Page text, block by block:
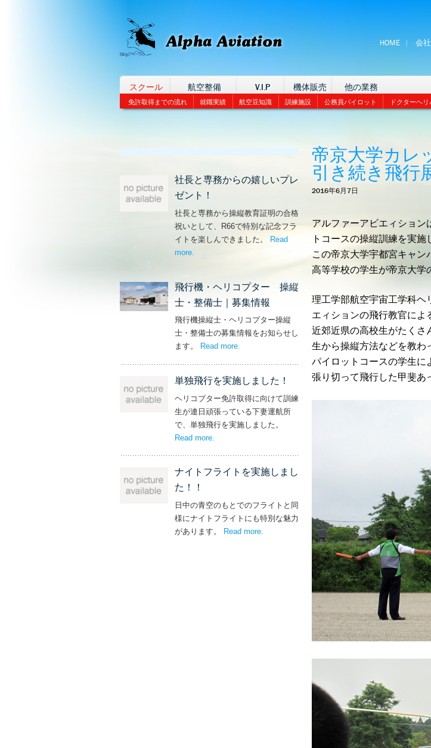
HOME 会
スクール 航空整備 V.I.P 機体販売 他の業務
免許取得までの流れ 就職実績 航空豆知識 訓練施設 公務員パイロット ドクターヘ
帝京大学カレ
引き続き飛行
2016年6月7日
アルファーアビエィション
トコースの操縦訓練を実施
この帝京大学宇都宮キャン
高等学校の学生が帝京大学
理工学部航空宇宙工学科ヘ
エィションの飛行教官によ
近郊近県の高校生がたくさ
生から操縦方法などを教わ
パイロットコースの学生に
張り切って飛行した甲斐あ
社長と専務からの嬉しいプレ
ゼント！
社長と専務から操縦教育証明の合格
祝いとして、R66で特別な記念フラ
イトを楽しんできました。
Read
more – ‘社長と専務からの嬉しいプレゼント！’
飛行機・ヘリコプター 操縦
士・整備士｜募集情報
飛行機操縦士・ヘリコプター操縦
士・整備士の募集情報をお知らせし
ます。
Read more– ‘飛行機・ヘリコプター 操縦士・整備士｜募集情報’
.
単独飛行を実施しました！
ヘリコプター免許取得に向けて訓練
生が連日頑張っている下妻運航所
で、単独飛行を実施しました。
Read more
ナイトフライトを実施しまし
た！！
日中の青空のもとでのフライトと同
様にナイトフライトにも特別な魅力
があります。
Read more– ‘ナイトフライトを実施しました！！’
.